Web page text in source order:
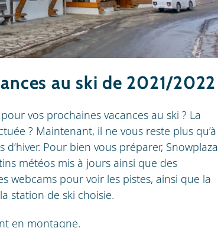
au ski de 2021/2022
vos prochaines vacances au ski ? La
? Maintenant, il ne vous reste plus qu’à
Pour bien vous préparer, Snowplaza
météos mis à jours ainsi que des
webcams pour voir les pistes, ainsi que la
station de ski choisie.
en montagne.